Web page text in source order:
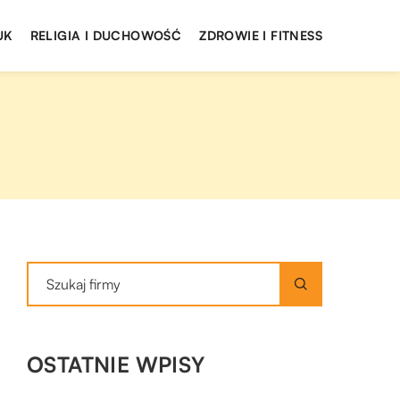
RELIGIA I DUCHOWOŚĆ ZDROWIE I FITNESS
OSTATNIE WPISY